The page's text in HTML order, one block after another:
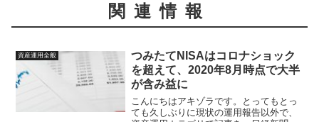
関連情報
資産運用全般
つみたてNISAはコロナショック
を超えて、2020年8月時点で大半
が含み益に
こんにちはアキゾラです。とってもとっ
ても久しぶりに現状の運用報告以外で、